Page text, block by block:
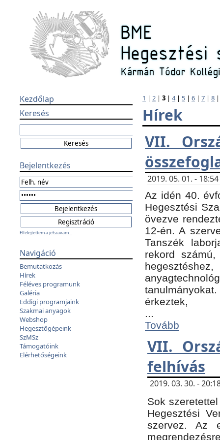
Kezdőlap
Keresés
Bejelentkezés
Elfelejtettem a jelszavam...
Navigáció
Bemutatkozás
Hírek
Féléves programunk
Galéria
Eddigi programjaink
Szakmai anyagok
Webshop
Hegesztőgépeink
SzMSz
Támogatóink
Elérhetőségeink
1 | 2 | 3 | 4| 5 | 6 | 7 | 8
Hírek
VII.
2019. 05. 01. -
Az idén 40.
Hegesztési
övezve
12-én. A
Tanszék
rekord
érkeztek,
...
Tovább
VII.
felhívás
2019. 03. 30. -
Sok
Hegesztési
szervez. Az